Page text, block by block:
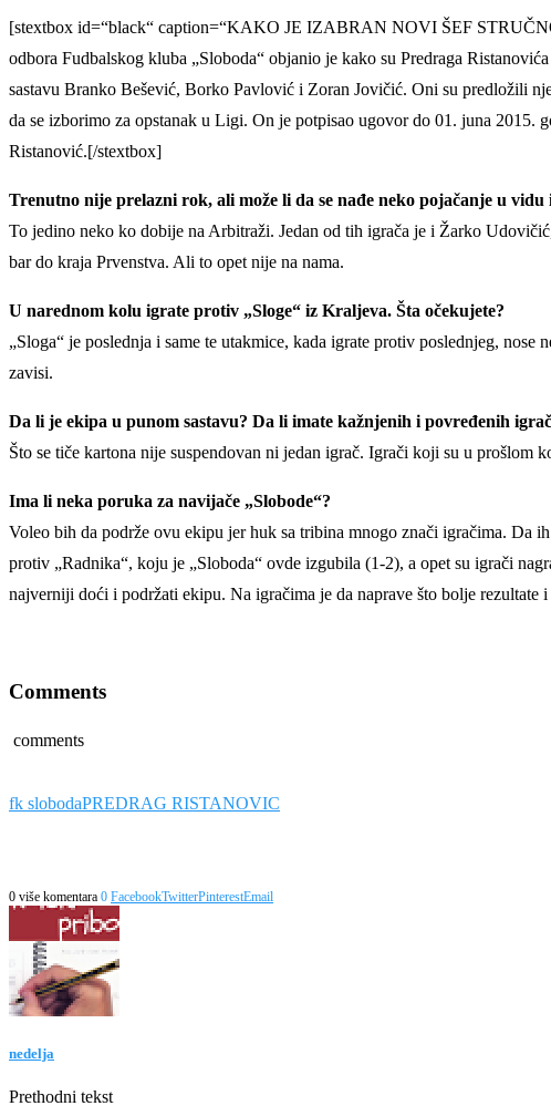
[stextbox id=“black“ caption=“KAKO JE IZABRAN NOVI ŠEF
odbora Fudbalskog kluba „Sloboda“ objanio je kako su Predraga
sastavu Branko Bešević, Borko Pavlović i Zoran Jovičić. Oni su predložili
da se izborimo za opstanak u Ligi. On je potpisao ugovor do 01. juna 2015.
Ristanović.[/stextbox]
Trenutno nije prelazni rok, ali može li da se nađe neko pojačanje u
To jedino neko ko dobije na Arbitraži. Jedan od tih igrača je i Žarko
bar do kraja Prvenstva. Ali to opet nije na nama.
U narednom kolu igrate protiv „Sloge“ iz Kraljeva. Šta očekujete?
„Sloga“ je poslednja i same te utakmice, kada igrate protiv poslednjeg,
zavisi.
Da li je ekipa u punom sastavu? Da li imate kažnjenih i povređenih
Što se tiče kartona nije suspendovan ni jedan igrač. Igrači koji su u
Ima li neka poruka za navijače „Slobode“?
Voleo bih da podrže ovu ekipu jer huk sa tribina mnogo znači igračima. Da
protiv „Radnika“, koju je „Sloboda“ ovde izgubila (1-2), a opet su igrači
najverniji doći i podržati ekipu. Na igračima je da naprave što bolje
Comments
comments
fk slobodaPREDRAG RISTANOVIC
0 više komentara 0 FacebookTwitterPinterestEmail
nedelja
Prethodni tekst